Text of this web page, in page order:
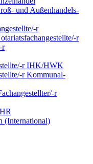
und Außen­handels­
r
r
r
r IHK/HWK
r Kommunal­
r
(International)